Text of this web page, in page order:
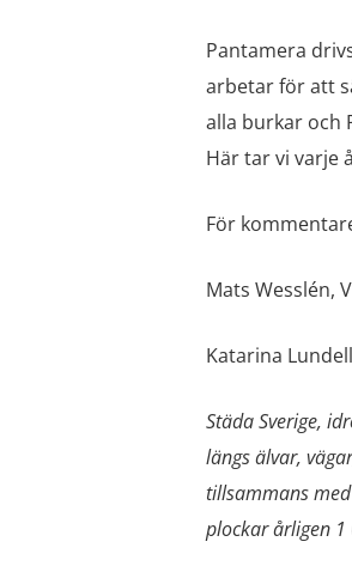
Pantamera
arbetar för att
alla burkar och
Här tar vi varje
För
Mats Wesslén,
Katarina
Städa Sverige,
längs älvar,
tillsammans
plockar årligen